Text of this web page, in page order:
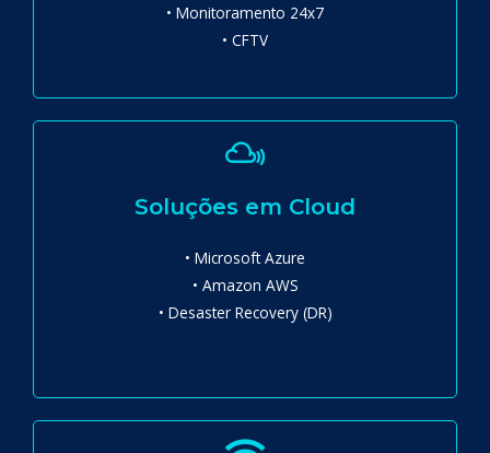
• Monitoramento 24x7
• CFTV
Soluções em Cloud
• Microsoft Azure
• Amazon AWS
• Desaster Recovery (DR)